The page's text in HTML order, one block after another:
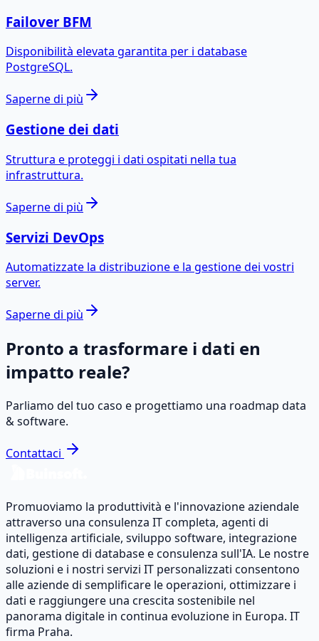
Failover BFM
Disponibilità elevata garantita per i database
PostgreSQL.
Saperne di più
Gestione dei dati
Struttura e proteggi i dati ospitati nella tua
infrastruttura.
Saperne di più
Servizi DevOps
Automatizzate la distribuzione e la gestione dei vostri
server.
Saperne di più
Pronto a trasformare i dati en
impatto reale?
Parliamo del tuo caso e progettiamo una roadmap data
& software.
Contattaci
Promuoviamo la produttività e l'innovazione aziendale
attraverso una consulenza IT completa, agenti di
intelligenza artificiale, sviluppo software, integrazione
dati, gestione di database e consulenza sull'IA. Le nostre
soluzioni e i nostri servizi IT personalizzati consentono
alle aziende di semplificare le operazioni, ottimizzare i
dati e raggiungere una crescita sostenibile nel
panorama digitale in continua evoluzione in Europa. IT
firma Praha.